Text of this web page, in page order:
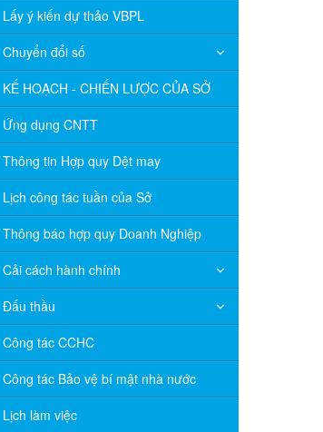
Lấy ý kiến dự thảo VBPL
Chuyển đổi số
KẾ HOẠCH - CHIẾN LƯỢC CỦA SỞ
Ứng dụng CNTT
Thông tin Hợp quy Dệt may
Lịch công tác tuần của Sở
Thông báo hợp quy Doanh Nghiệp
Cải cách hành chính
Đấu thầu
Công tác CCHC
Công tác Bảo vệ bí mật nhà nước
Lịch làm việc